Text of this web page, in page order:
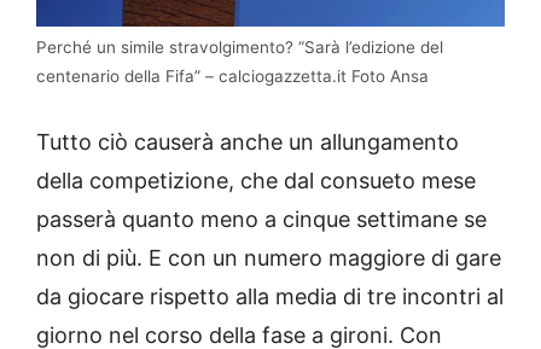
Perché un simile stravolgimento? “Sarà l’edizione del
centenario della Fifa” – calciogazzetta.it Foto Ansa
Tutto ciò causerà anche un allungamento
della competizione, che dal consueto mese
passerà quanto meno a cinque settimane se
non di più. E con un numero maggiore di gare
da giocare rispetto alla media di tre incontri al
giorno nel corso della fase a gironi. Con